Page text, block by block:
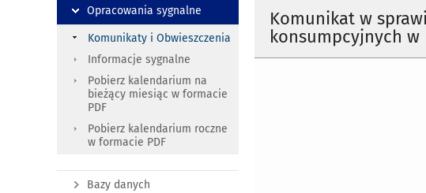
Komunikat w
konsumpcyjnych w
Opracowania sygnalne
Komunikaty i Obwieszczenia
Informacje sygnalne
Pobierz kalendarium na
bieżący miesiąc w formacie
PDF
Pobierz kalendarium roczne
w formacie PDF
Bazy danych